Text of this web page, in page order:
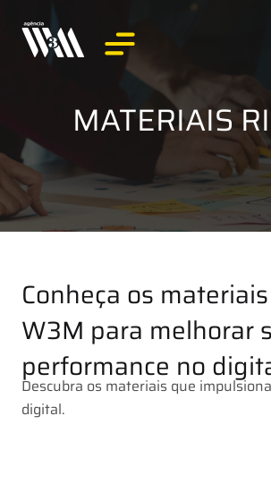
MATERIAIS
Conheça os
W3M para melhorar
performance no
Descubra os materiais que
digital.